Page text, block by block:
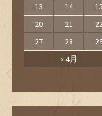
« 4月
13
14 15
20
21
27
28